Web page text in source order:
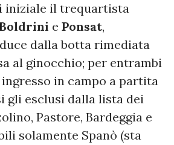
iniziale il trequartista
e Ponsat,
dalla botta rimediata
al ginocchio; per entrambi
in campo a partita
gli esclusi dalla lista dei
Pastore, Bardeggia e
solamente Spanò (sta